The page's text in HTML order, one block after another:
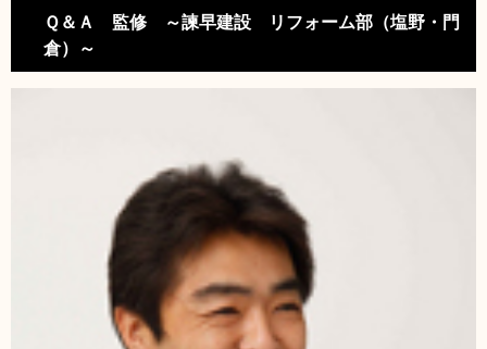
Ｑ＆Ａ 監修 ～諫早建設 リフォーム部（塩野・門
倉）～